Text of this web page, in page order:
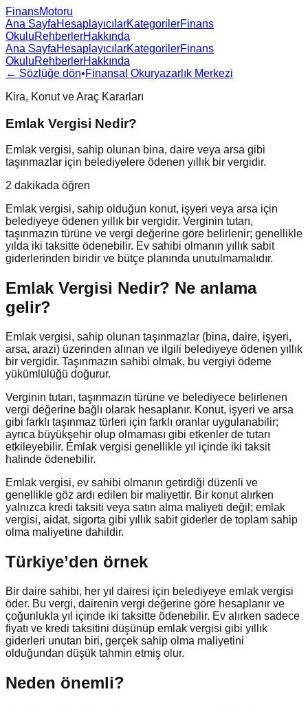
FinansMotoru
Ana SayfaHesaplayıcılarKategorilerFinans
OkuluRehberlerHakkında
Ana SayfaHesaplayıcılarKategorilerFinans
OkuluRehberlerHakkında
← Sözlüğe dön•Finansal Okuryazarlık Merkezi
Kira, Konut ve Araç Kararları
Emlak Vergisi Nedir?
Emlak vergisi, sahip olunan bina, daire veya arsa gibi
taşınmazlar için belediyelere ödenen yıllık bir vergidir.
2 dakikada öğren
Emlak vergisi, sahip olduğun konut, işyeri veya arsa için
belediyeye ödenen yıllık bir vergidir. Verginin tutarı,
taşınmazın türüne ve vergi değerine göre belirlenir; genellikle
yılda iki taksitte ödenebilir. Ev sahibi olmanın yıllık sabit
giderlerinden biridir ve bütçe planında unutulmamalıdır.
Emlak Vergisi Nedir? Ne anlama
gelir?
Emlak vergisi, sahip olunan taşınmazlar (bina, daire, işyeri,
arsa, arazi) üzerinden alınan ve ilgili belediyeye ödenen yıllık
bir vergidir. Taşınmazın sahibi olmak, bu vergiyi ödeme
yükümlülüğü doğurur.
Verginin tutarı, taşınmazın türüne ve belediyece belirlenen
vergi değerine bağlı olarak hesaplanır. Konut, işyeri ve arsa
gibi farklı taşınmaz türleri için farklı oranlar uygulanabilir;
ayrıca büyükşehir olup olmaması gibi etkenler de tutarı
etkileyebilir. Emlak vergisi genellikle yıl içinde iki taksit
halinde ödenebilir.
Emlak vergisi, ev sahibi olmanın getirdiği düzenli ve
genellikle göz ardı edilen bir maliyettir. Bir konut alırken
yalnızca kredi taksiti veya satın alma maliyeti değil; emlak
vergisi, aidat, sigorta gibi yıllık sabit giderler de toplam sahip
olma maliyetine dahildir.
Türkiye’den örnek
Bir daire sahibi, her yıl dairesi için belediyeye emlak vergisi
öder. Bu vergi, dairenin vergi değerine göre hesaplanır ve
çoğunlukla yıl içinde iki taksitte ödenebilir. Ev alırken sadece
fiyatı ve kredi taksitini düşünüp emlak vergisi gibi yıllık
giderleri unutan biri, gerçek sahip olma maliyetini
olduğundan düşük tahmin etmiş olur.
Neden önemli?